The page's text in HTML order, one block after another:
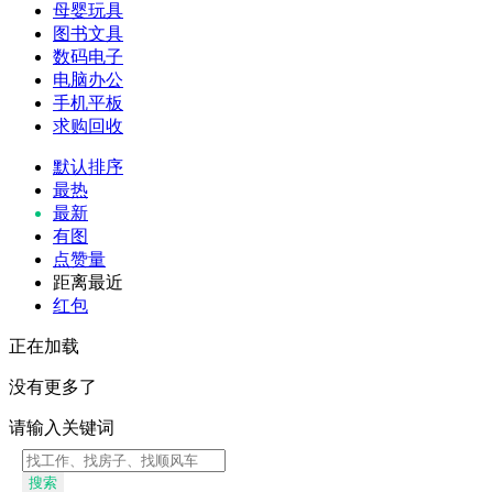
母婴玩具
图书文具
数码电子
电脑办公
手机平板
求购回收
默认排序
最热
最新
有图
点赞量
距离最近
红包
正在加载
没有更多了
请输入关键词
搜索